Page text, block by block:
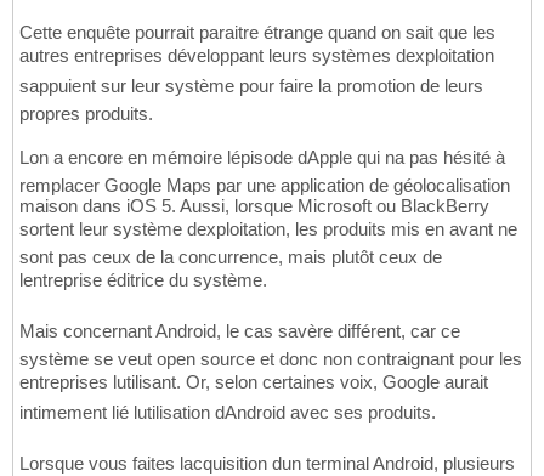
Cette enquête pourrait paraitre étrange quand on sait que les
autres entreprises développant leurs systèmes dexploitation
sappuient sur leur système pour faire la promotion de leurs
propres produits.
Lon a encore en mémoire lépisode dApple qui na pas hésité à
remplacer Google Maps par une application de géolocalisation
maison dans iOS 5. Aussi, lorsque Microsoft ou BlackBerry
sortent leur système dexploitation, les produits mis en avant ne
sont pas ceux de la concurrence, mais plutôt ceux de
lentreprise éditrice du système.
Mais concernant Android, le cas savère différent, car ce
système se veut open source et donc non contraignant pour les
entreprises lutilisant. Or, selon certaines voix, Google aurait
intimement lié lutilisation dAndroid avec ses produits.
Lorsque vous faites lacquisition dun terminal Android, plusieurs